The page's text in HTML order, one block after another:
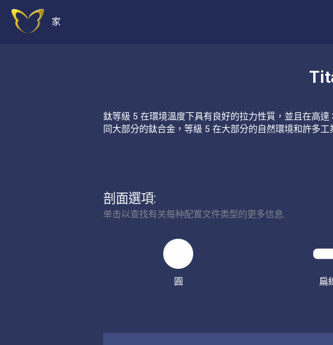
家
鈦等級 5 在環境溫度下具有良好的拉力性質，並且在高
同大部分的鈦合金，等級 5 在大部分的自然環境和許多
剖面選項:
单击以查找有关每种配置文件类型的更多信息.
圓 扁